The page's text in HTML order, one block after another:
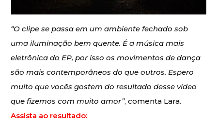
“O clipe se passa em um ambiente fechado sob
uma iluminação bem quente. É a música mais
eletrônica do EP, por isso os movimentos de dança
são mais contemporâneos do que outros. Espero
muito que vocês gostem do resultado desse vídeo
que fizemos com muito amor”, comenta Lara.
Assista ao resultado: